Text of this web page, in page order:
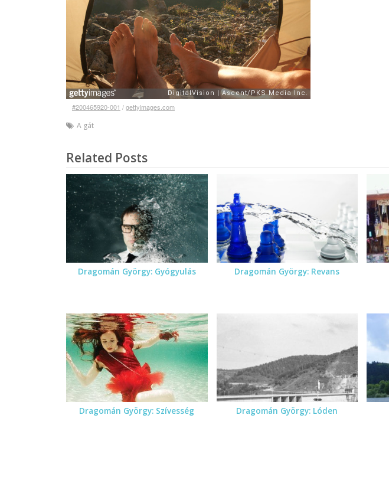
#200465920-001 /gettyimages.com
A gát
Related Posts
Dragomán György: Gyógyulás Dragomán György: Revans
Dragomán György: Szívesség Dragomán György: Lóden